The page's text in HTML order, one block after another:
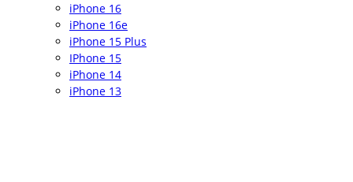
iPhone 16
iPhone 16e
iPhone 15 Plus
IPhone 15
iPhone 14
iPhone 13